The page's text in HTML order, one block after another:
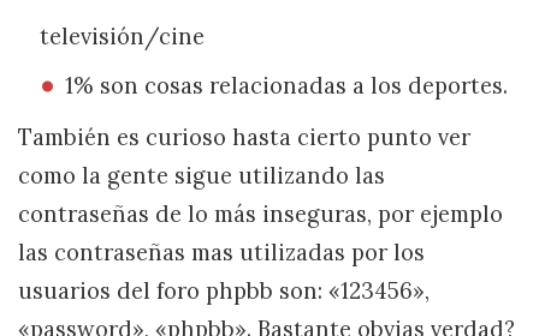
televisión/cine
1% son cosas relacionadas a los deportes.
También es curioso hasta cierto punto ver
como la gente sigue utilizando las
contraseñas de lo más inseguras, por ejemplo
las contraseñas mas utilizadas por los
usuarios del foro phpbb son: «123456»,
«password», «phpbb». Bastante obvias verdad?